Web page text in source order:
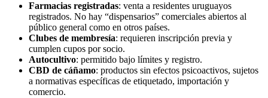
Farmacias registradas: venta a residentes uruguayos
registrados. No hay “dispensarios” comerciales abiertos al
público general como en otros países.
Clubes de membresía: requieren inscripción previa y
cumplen cupos por socio.
Autocultivo: permitido bajo límites y registro.
CBD de cáñamo: productos sin efectos psicoactivos, sujetos
a normativas específicas de etiquetado, importación y
comercio.